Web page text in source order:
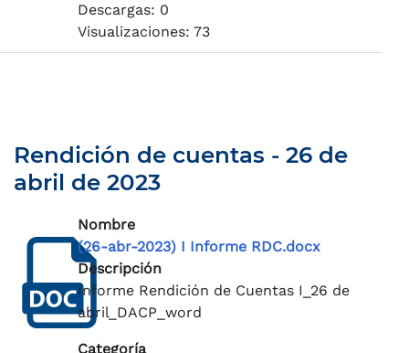
Descargas: 0
Visualizaciones: 73
Rendición de cuentas - 26 de
abril de 2023
Nombre
(26-abr-2023) I Informe RDC.docx
Descripción
Informe Rendición de Cuentas I_26 de
abril_DACP_word
Categoría